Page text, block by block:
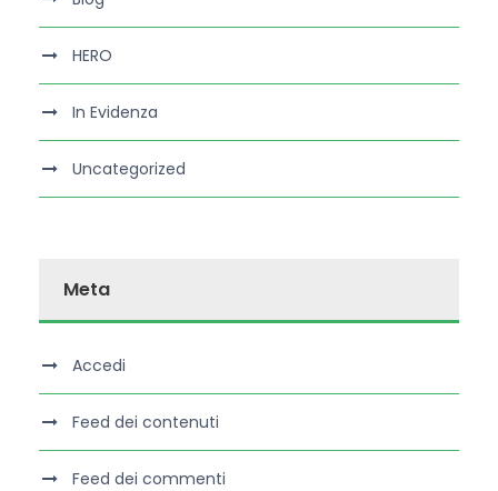
HERO
In Evidenza
Uncategorized
Meta
Accedi
Feed dei contenuti
Feed dei commenti